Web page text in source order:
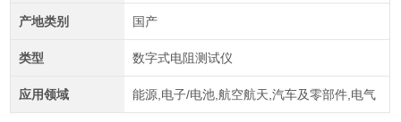
产地类别 国产
类型 数字式电阻测试仪
应用领域 能源,电子/电池,航空航天,汽车及零部件,电气